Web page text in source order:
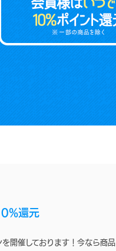
還元
開催しております！今なら商品